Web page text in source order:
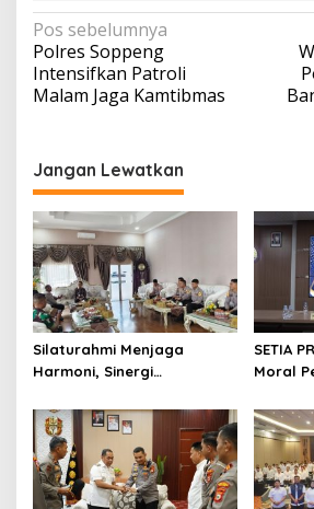
Navigasi
pos
Pos sebelumnya
Polres Soppeng
Intensifkan Patroli
Malam Jaga Kamtibmas
Jangan Lewatkan
Silaturahmi Menjaga
Harmoni, Sinergi
Soppeng
SETIA
Moral